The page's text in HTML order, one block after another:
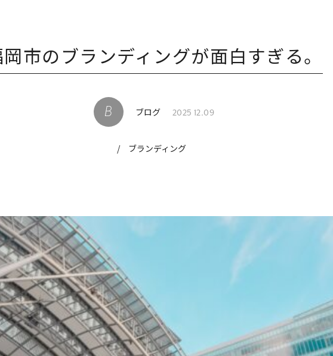
市のブランディングが面白すぎる。
ブログ 2025 12.09
/ ブランディング